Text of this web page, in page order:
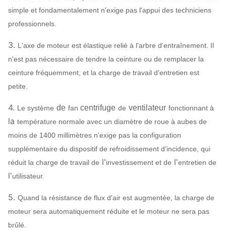
Système
Moteur
WEG, TECO,
SIMO, marque
chinoise…
Roue à aubes
DB685…
Q235, Q345,
simple et fondamentalement n'exige pas l'appui des techniciens
professionnels.
3. L'axe de moteur est élastique relié à l'arbre d'entraînement. Il
n'est pas nécessaire de tendre la ceinture ou de remplacer la
ceinture fréquemment, et la charge de travail d'entretien est
petite.
4. Le système de fan centrifuge de ventilateur fonctionnant à
la température normale avec un diamètre de roue à aubes de
moins de 1400 millimètres n'exige pas la configuration
supplémentaire du dispositif de refroidissement d'incidence, qui
réduit la charge de travail de l'investissement et de l'entretien de
l'utilisateur.
5. Quand la résistance de flux d'air est augmentée, la charge de
moteur sera automatiquement réduite et le moteur ne sera pas
brûlé.